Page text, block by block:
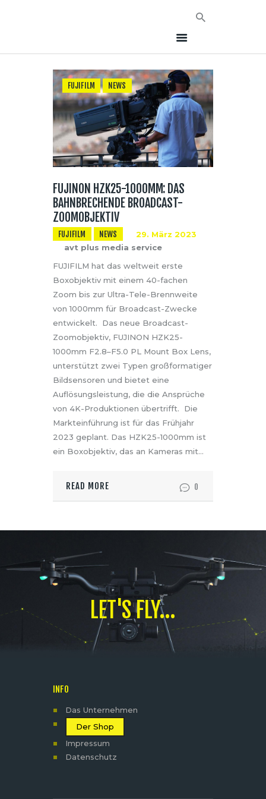
HOME
NEWS
AVT EVENTS
ÜBER AVT
KONTAKT
FUJIFILM NEWS
FUJINON HZK25-1000MM: DAS
BAHNBRECHENDE BROADCAST-
ZOOMOBJEKTIV
FUJIFILM NEWS
29. März 2023
avt plus media service
FUJIFILM hat das weltweit erste
Boxobjektiv mit einem 40-fachen
Zoom bis zur Ultra-Tele-Brennweite
von 1000mm für Broadcast-Zwecke
entwickelt. Das neue Broadcast-
Zoomobjektiv, FUJINON HZK25-
1000mm F2.8–F5.0 PL Mount Box Lens,
unterstützt zwei Typen großformatiger
Bildsensoren und bietet eine
Auflösungsleistung, die die Ansprüche
von 4K-Produktionen übertrifft. Die
Markteinführung ist für das Frühjahr
2023 geplant. Das HZK25-1000mm ist
ein Boxobjektiv, das an Kameras mit…
READ MORE 0
LET'S FLY...
INFO
Das Unternehmen
Der Shop
Impressum
Datenschutz